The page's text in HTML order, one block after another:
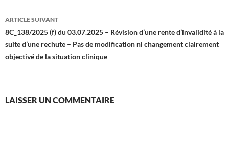
ARTICLE SUIVANT
8C_138/2025 (f) du 03.07.2025 – Révision d’une rente d’invalidité à la
suite d’une rechute – Pas de modification ni changement clairement
objectivé de la situation clinique
LAISSER UN COMMENTAIRE